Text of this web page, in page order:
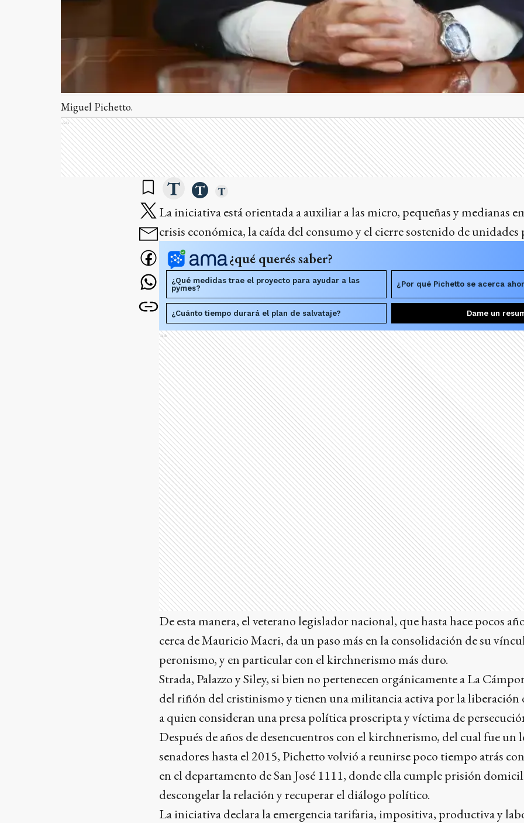
Miguel Pichetto.
Ads
La iniciativa está orientada a auxiliar a las micro, pequeñas y medianas
crisis económica, la caída del consumo y el cierre sostenido de
¿qué querés saber?
¿Qué medidas trae el proyecto para ayudar a las
pymes?
¿Por qué Pichetto se acerca
¿Cuánto tiempo durará el plan de salvataje? Dame un
Ads
De esta manera, el veterano legislador nacional, que hasta hace pocos
cerca de Mauricio Macri, da un paso más en la consolidación de su
peronismo, y en particular con el kirchnerismo más duro.
Strada, Palazzo y Siley, si bien no pertenecen orgánicamente a La
del riñón del cristinismo y tienen una militancia activa por la liberación
a quien consideran una presa política proscripta y víctima de
Después de años de desencuentros con el kirchnerismo, del cual fue un
senadores hasta el 2015, Pichetto volvió a reunirse poco tiempo atrás
en el departamento de San José 1111, donde ella cumple prisión
descongelar la relación y recuperar el diálogo político.
La iniciativa declara la emergencia tarifaria, impositiva, productiva y